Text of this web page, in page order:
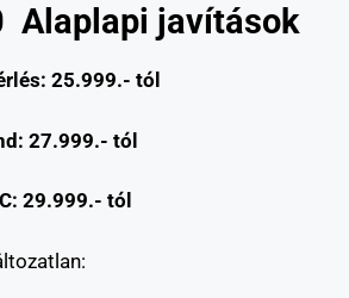
Alaplapi javítások
25.999.- tól
27.999.- tól
29.999.- tól